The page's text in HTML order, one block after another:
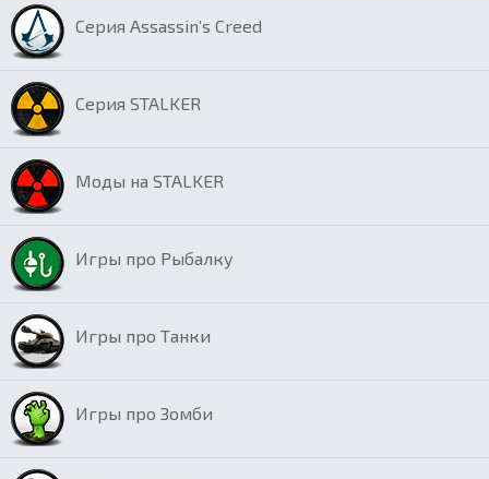
Серия Assassin’s Creed
Серия STALKER
Моды на STALKER
Игры про Рыбалку
Игры про Танки
Игры про Зомби